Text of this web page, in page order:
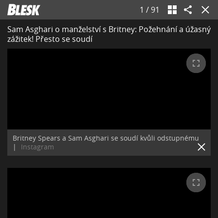
1 / 91
Sam Asghari o manželství s Britney: Požehnání a úžasný
zážitek! Přesto se soudí
Britney Spears a Sam Asghari se soudí kvůli odstupnému
|
Instagram